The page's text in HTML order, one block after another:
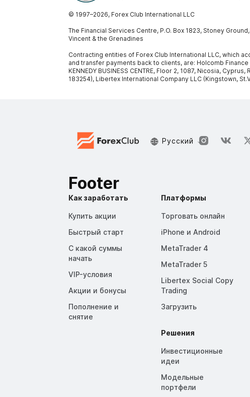
© 1997–2026, Forex Club International LLC
The Financial Services Centre, P.O. Box 1823, Stoney
Vincent & the Grenadines
Contracting entities of Forex Club International LLC, which
and transfer payments back to clients, are: Holcomb Finance
KENNEDY BUSINESS CENTRE, Floor 2, 1087, Nicosia,
183254), Libertex International Company LLC (Kingstown,
Русский
Footer
Как заработать
Купить акции
Быстрый старт
С какой суммы
начать
VIP-условия
Акции и бонусы
Пополнение и
снятие
Платформы
Торговать онлайн
iPhone и Android
MetaTrader 4
MetaTrader 5
Libertex Social Copy
Trading
Загрузить
Решения
Инвестиционные
идеи
Модельные
портфели